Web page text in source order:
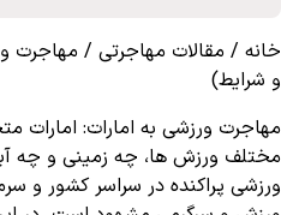
خانه / مقالات مهاجرتی / مهاجرت
و شرایط)
مهاجرت ورزشی به امارات: امارات
مختلف ورزش ها، چه زمینی و چه
ورزشی پراکنده در سراسر کشور و